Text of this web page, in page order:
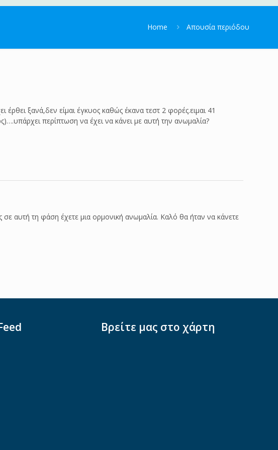
Home Απουσία περιόδου
ξανά,δεν είμαι έγκυος καθώς έκανα τεστ 2 φορές.ειμαι 41
περίπτωση να έχει να κάνει με αυτή την ανωμαλία?
αυτή τη φάση έχετε μια ορμονική ανωμαλία. Καλό θα ήταν να κάνετε
Βρείτε μας στο χάρτη